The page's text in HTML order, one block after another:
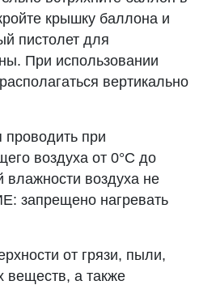
крышку баллона и
пистолет для
При использовании
вертикально
проводить при
воздуха от 0°С до
влажности воздуха не
запрещено нагревать
от грязи, пыли,
веществ, а также